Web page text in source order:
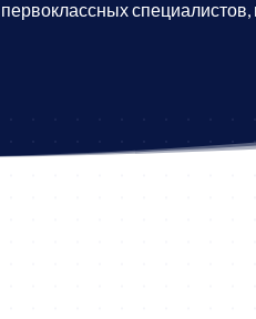
первоклассных